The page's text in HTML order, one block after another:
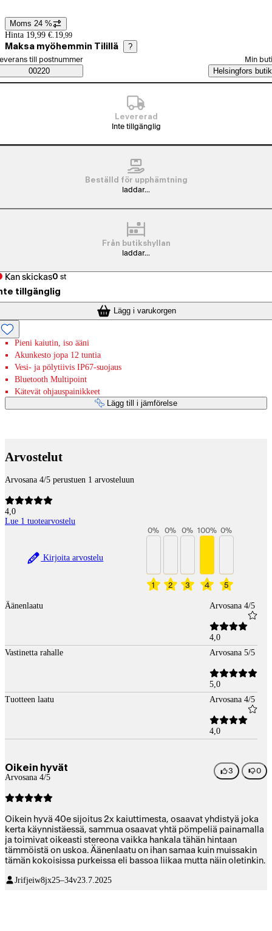
Prisinformation
Moms 24 %
Hinta 19,99 €. 19,99
Maksa myöhemmin Tilillä ?
Saatavuustiedot
beställningssätt
till postnummer
00220
Min
Helsingfors butik
Levererad
Inte tillgänglig
Beställd för upphämtning
laddar...
Från butikshyllan
laddar...
Kan skickas0 st
tillgänglig
Lägg i varukorgen
Pieni kaiutin, iso ääni
Akunkesto jopa 12 tuntia
Vesi- ja pölytiivis IP67-suojaus
Bluetooth Multipoint
Kätevät ohjauspainikkeet
Lägg till i jämförelse
Arvostelut
Arvosana 4/5 perustuen 1 arvosteluun
4,0
Lue 1 tuotearvostelu
Kirjoita arvostelu
1
0%
2
0%
3
0%
4
100%
5
0%
Äänenlaatu Arvosana 4/5
4,0
Vastinetta rahalle
Arvosana 5/5
5,0
Tuotteen laatu
Arvosana 4/5
4,0
Oikein hyvät
Arvosana 4/5
3 0
Oikein hyvä 40e sijoitus 2x kaiuttimesta, osaavat yhdistyä joka
kerta käynnistäessä, sammua osaavat yhtä pömpeliä painamalla
ja toimivat oikeasti stereona vaikka hankala tähän hintaan
tämmöistä on uskoa. Äänenlaatu on ihan samaa kuin muissakin
tämän kokoisissa purkeissa eli bassoa liikaa mutta näin oletinkin.
Jrifjeiw8jx25–34v23.7.2025